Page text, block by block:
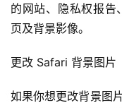
的网站、隐私权报
页及背景影像。
更改 Safari 背景图片
如果你想更改背景图